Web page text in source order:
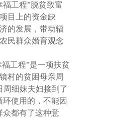
工程”脱贫致富
目上的资金缺
的发展，带动辐
民群众婚育观念
工程”是一项扶贫
村的贫困母亲周
周细妹夫妇接到了
使用的，不能因
众都有了这种意